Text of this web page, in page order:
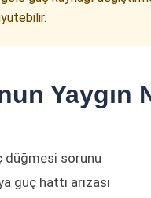
Yaygın
düğmesi sorunu
güç hattı arızası